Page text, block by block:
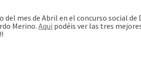
mes de Abril en el concurso social de
Merino. Aqui podéis ver las tres